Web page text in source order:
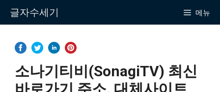
Skip글자수세기 메뉴
소나기티비(SonagiTV) 최신